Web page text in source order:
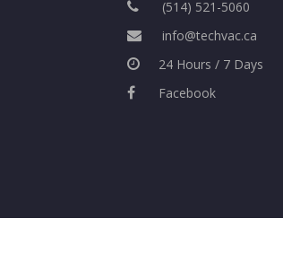
(514) 521-5060
info@techvac.ca
24 Hours / 7 Days
Facebook